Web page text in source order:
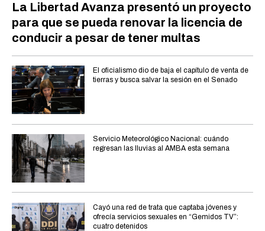
La Libertad Avanza presentó un proyecto
para que se pueda renovar la licencia de
conducir a pesar de tener multas
El oficialismo dio de baja el capítulo de venta de
tierras y busca salvar la sesión en el Senado
Servicio Meteorológico Nacional: cuándo
regresan las lluvias al AMBA esta semana
Cayó una red de trata que captaba jóvenes y
ofrecía servicios sexuales en “Gemidos TV”:
cuatro detenidos